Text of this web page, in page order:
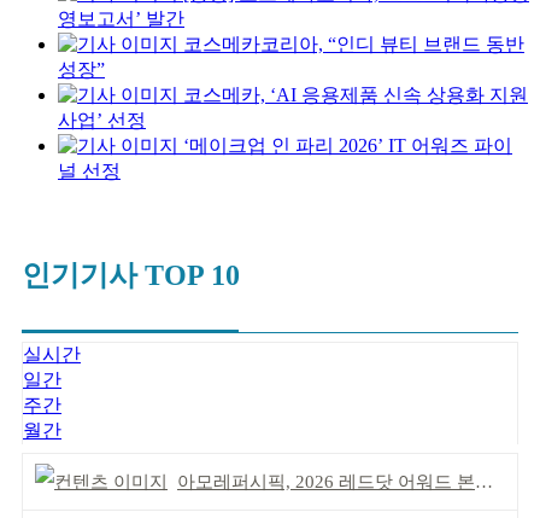
영보고서’ 발간
코스메카코리아, “인디 뷰티 브랜드 동반
성장”
코스메카, ‘AI 응용제품 신속 상용화 지원
사업’ 선정
‘메이크업 인 파리 2026’ IT 어워즈 파이
널 선정
인기기사 TOP 10
실시간
일간
주간
월간
아모레퍼시픽, 2026 레드닷 어워드 본상 2개 수상